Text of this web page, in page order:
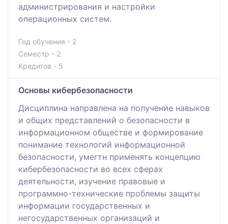
администрирования и настройки
операционных систем.
Год обучения - 2
Семестр - 2
Кредитов - 5
Основы кибербезопасности
Дисциплина направлена на получение навыков
и общих представлений о безопасности в
информационном обществе и формирование
понимание технологий информационной
безопасности, умегтн применять концепцию
кибербезопасности во всех сферах
деятельности, изучение правовые и
программно-технические проблемы защиты
информации государственных и
негосударственных организаций и